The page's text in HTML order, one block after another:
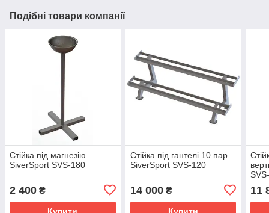
Подібні товари компанії
Стійка під магнезію
SiverSport SVS-180
2 400 ₴
Стійка під гантелі 10 пар
SiverSport SVS-120
14 000₴ 11